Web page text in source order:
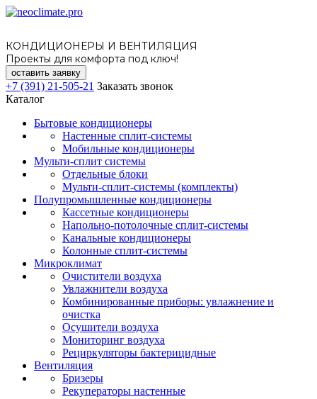
КОНДИЦИОНЕРЫ И ВЕНТИЛЯЦИЯ
Проекты для комфорта под ключ!
оставить заявку
+7 (391) 21-505-21 Заказать звонок
Каталог
Бытовые кондиционеры
Настенные сплит-системы
Мобильные кондиционеры
Мульти-сплит системы
Отдельные блоки
Мульти-сплит-системы (комплекты)
Полупромышленные кондиционеры
Кассетные кондиционеры
Напольно-потолочные сплит-системы
Канальные кондиционеры
Колонные сплит-системы
Микроклимат
Очистители воздуха
Увлажнители воздуха
Комбинированные приборы: увлажнение и
очистка
Осушители воздуха
Мониторинг воздуха
Рециркуляторы бактерицидные
Вентиляция
Бризеры
Рекуператоры настенные